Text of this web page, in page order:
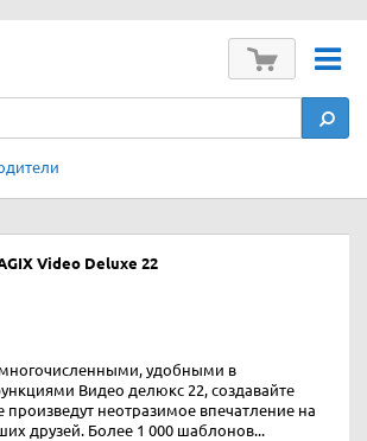
Video Deluxe 22
многочисленными, удобными в
Видео делюкс 22, создавайте
неотразимое впечатление на
друзей. Более 1 000 шаблонов...